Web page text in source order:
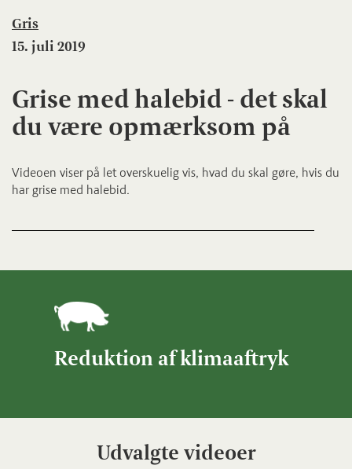
Gris
15. juli 2019
Grise med halebid - det skal
du være opmærksom på
Videoen viser på let overskuelig vis, hvad du skal gøre, hvis du
har grise med halebid.
Reduktion af klimaaftryk
Udvalgte videoer